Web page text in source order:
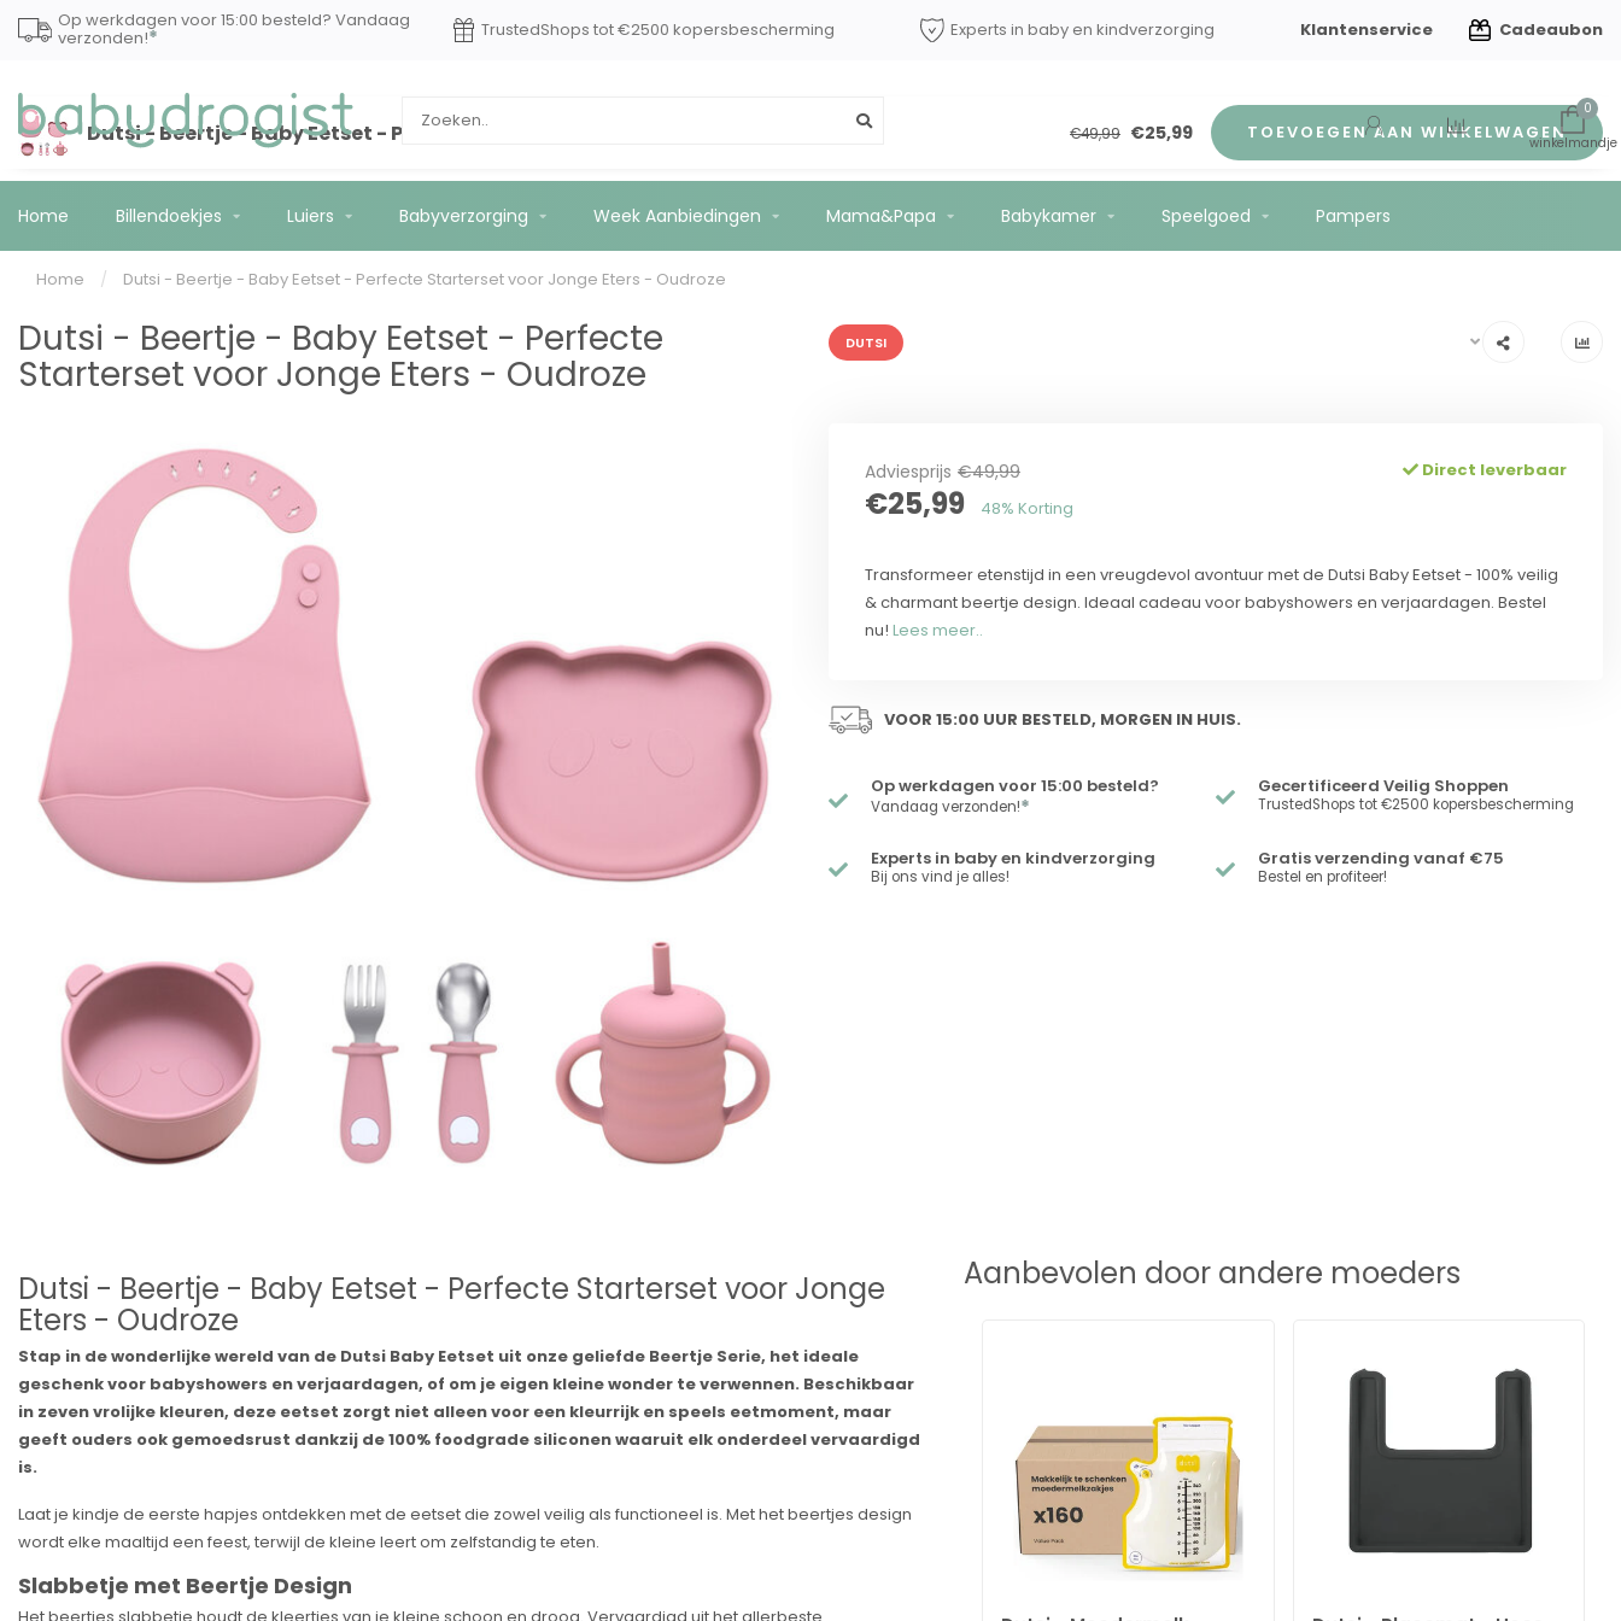
Op werkdagen voor 15:00 besteld? Vandaag
verzonden!* TrustedShops tot €2500 kopersbescherming Experts in baby en kindverzorging Gratis verzending vanaf €75
Klantenservice Cadeaubon
0
Home Billendoekjes Luiers Babyverzorging Week Aanbiedingen Mama&Papa Babykamer Speelgoed Pampers
Home / Dutsi - Beertje - Baby Eetset - Perfecte Starterset voor Jonge Eters - Oudroze
Dutsi - Beertje - Baby Eetset - Perfecte Starterset voor Jonge Eters - Oudroze €49,99 €25,99 TOEVOEGEN AAN WINKELWAGEN
Dutsi - Beertje - Baby Eetset - Perfecte
Starterset voor Jonge Eters - Oudroze
DUTSI
Adviesprijs €49,99
€25,99 48% Korting
Direct leverbaar
Transformeer etenstijd in een vreugdevol avontuur met de Dutsi Baby Eetset - 100% veilig
& charmant beertje design. Ideaal cadeau voor babyshowers en verjaardagen. Bestel
nu! Lees meer..
VOOR 15:00 UUR BESTELD, MORGEN IN HUIS.
Op werkdagen voor 15:00 besteld?
Vandaag verzonden!*
Gecertificeerd Veilig Shoppen
TrustedShops tot €2500 kopersbescherming
Experts in baby en kindverzorging
Bij ons vind je alles!
Gratis verzending vanaf €75
Bestel en profiteer!
Dutsi - Beertje - Baby Eetset - Perfecte Starterset voor Jonge
Eters - Oudroze
Stap in de wonderlijke wereld van de Dutsi Baby Eetset uit onze geliefde Beertje Serie, het ideale
geschenk voor babyshowers en verjaardagen, of om je eigen kleine wonder te verwennen. Beschikbaar
in zeven vrolijke kleuren, deze eetset zorgt niet alleen voor een kleurrijk en speels eetmoment, maar
geeft ouders ook gemoedsrust dankzij de 100% foodgrade siliconen waaruit elk onderdeel vervaardigd
is.
Laat je kindje de eerste hapjes ontdekken met de eetset die zowel veilig als functioneel is. Met het beertjes design
wordt elke maaltijd een feest, terwijl de kleine leert om zelfstandig te eten.
Slabbetje met Beertje Design
Aanbevolen door andere moeders